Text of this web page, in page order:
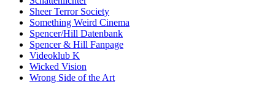
Sheer Terror Society
Something Weird Cinema
Spencer/Hill Datenbank
Spencer & Hill Fanpage
Videoklub K
Wicked Vision
Wrong Side of the Art